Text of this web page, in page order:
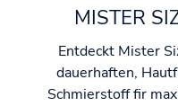
MISTER
Entdeckt Mister
dauerhaften,
Schmierstoff fir